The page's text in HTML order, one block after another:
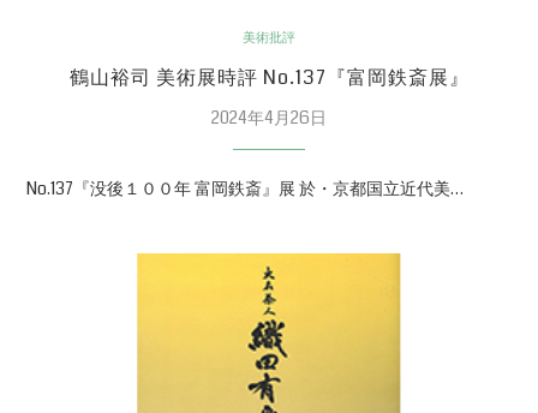
美術批評
鶴山裕司 美術展時評 No.137『富岡鉄斎展』
2024年4月26日
No.137『没後１００年 富岡鉄斎』展 於・京都国立近代美…